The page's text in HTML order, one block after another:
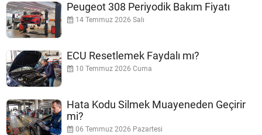
Peugeot 308 Periyodik Bakım Fiyatı
14 Temmuz 2026 Salı
ECU Resetlemek Faydalı mı?
10 Temmuz 2026 Cuma
Hata Kodu Silmek Muayeneden Geçirir
mi?
06 Temmuz 2026 Pazartesi